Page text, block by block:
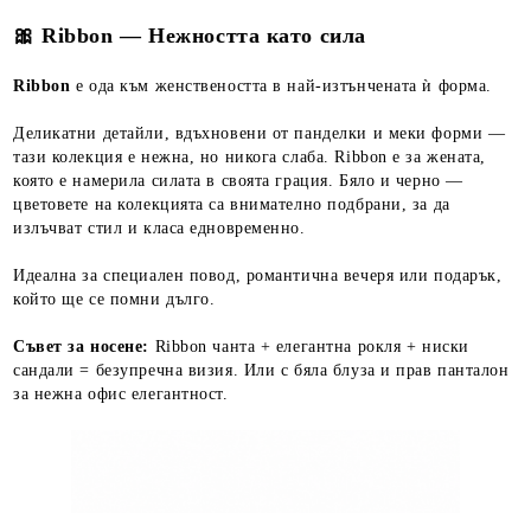
🎀 Ribbon — Нежността като сила
Ribbon е ода към женствеността в най-изтънчената ѝ форма.
Деликатни детайли, вдъхновени от панделки и меки форми —
тази колекция е нежна, но никога слаба. Ribbon е за жената,
която е намерила силата в своята грация. Бяло и черно —
цветовете на колекцията са внимателно подбрани, за да
излъчват стил и класа едновременно.
Идеална за специален повод, романтична вечеря или подарък,
който ще се помни дълго.
Съвет за носене: Ribbon чанта + елегантна рокля + ниски
сандали = безупречна визия. Или с бяла блуза и прав панталон
за нежна офис елегантност.